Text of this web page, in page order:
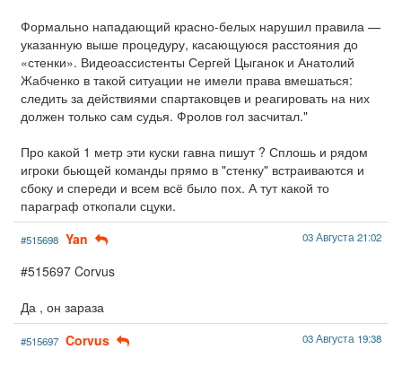
Формально нападающий красно-белых нарушил правила —
указанную выше процедуру, касающуюся расстояния до
«стенки». Видеоассистенты Сергей Цыганок и Анатолий
Жабченко в такой ситуации не имели права вмешаться:
следить за действиями спартаковцев и реагировать на них
должен только сам судья. Фролов гол засчитал."
Про какой 1 метр эти куски гавна пишут ? Сплошь и рядом
игроки бьющей команды прямо в "стенку" встраиваются и
сбоку и спереди и всем всё было пох. А тут какой то
параграф откопали сцуки.
#515698 Yan 03 Августа 21:02
#515697 Corvus
Да , он зараза
#515697 Corvus 03 Августа 19:38